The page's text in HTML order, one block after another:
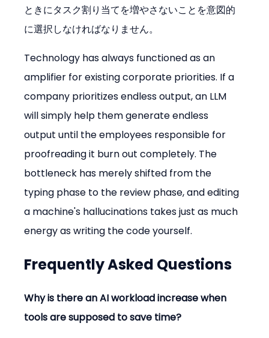
ときにタスク割り当てを増やさないことを意図的
に選択しなければなりません。
Technology has always functioned as an
amplifier for existing corporate priorities. If a
company prioritizes endless output, an LLM
will simply help them generate endless
output until the employees responsible for
proofreading it burn out completely. The
bottleneck has merely shifted from the
typing phase to the review phase, and editing
a machine's hallucinations takes just as much
energy as writing the code yourself.
Frequently Asked Questions
Why is there an AI workload increase when
tools are supposed to save time?